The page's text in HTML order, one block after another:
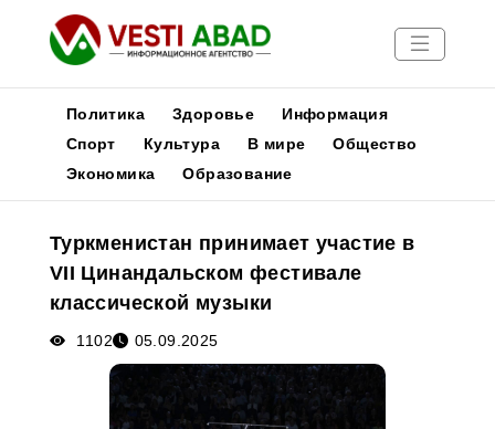
Новости
Медиа
Афиша
Политика Здоровье
Информация
Спорт
Культура В мире
Общество
Экономика
Образование
Туркменистан принимает участие в
VII Цинандальском фестивале
классической музыки
1102 05.09.2025